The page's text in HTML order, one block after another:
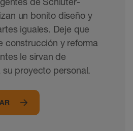
un bonito diseño y
iguales. Deje que
construcción y reforma
le sirvan de
proyecto personal.